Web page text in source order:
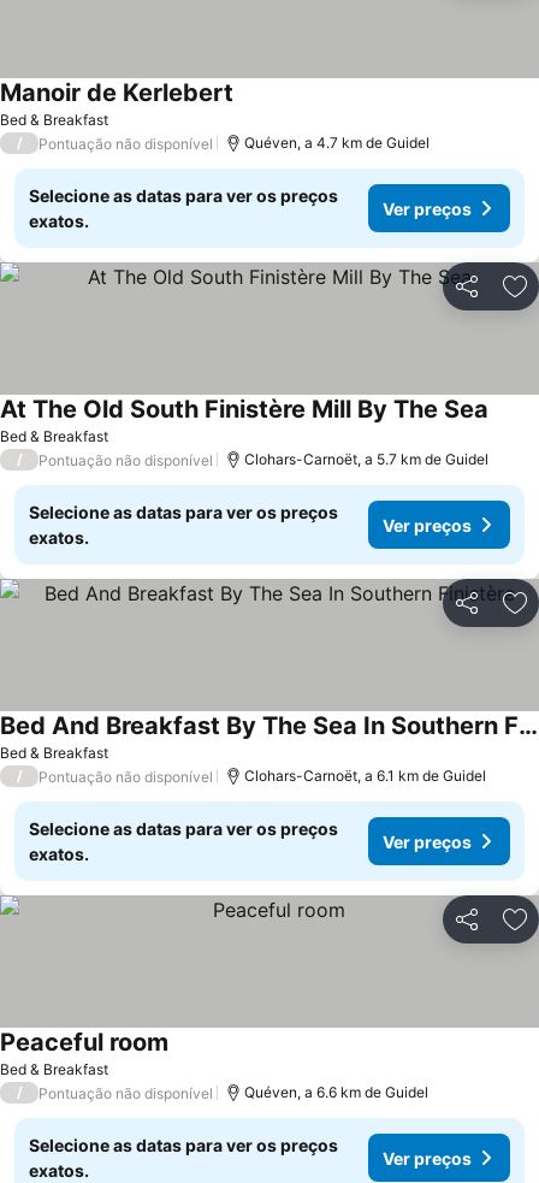
Bed & Breakfast
Manoir de Kerlebert
/ Pontuação não disponível Quéven, a 4.7 km de Guidel
Selecione as datas para ver os preços
exatos.
Ver preços
Partilhar
Bed & Breakfast
At The Old South Finistère Mill By The Sea
/ Pontuação não disponível Clohars-Carnoët, a 5.7 km de Guidel
Selecione as datas para ver os preços
exatos.
Ver preços
Partilhar
Bed & Breakfast
Bed And Breakfast By The Sea In Southern Finistère
/ Pontuação não disponível Clohars-Carnoët, a 6.1 km de Guidel
Selecione as datas para ver os preços
exatos.
Ver preços
Partilhar
Bed & Breakfast
Peaceful room
/ Pontuação não disponível Quéven, a 6.6 km de Guidel
Selecione as datas para ver os preços
exatos.
Ver preços